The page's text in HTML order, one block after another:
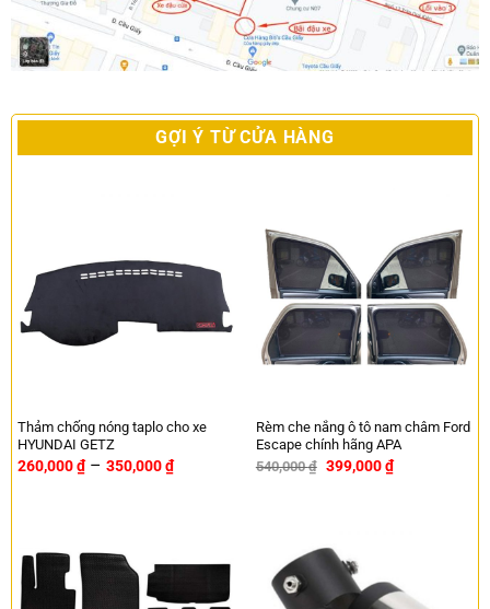
GỢI Ý TỪ CỬA HÀNG
Thảm chống nóng taplo cho xe
HYUNDAI GETZ
260,000₫ – 350,000₫
Rèm che nắng ô tô nam châm Ford
Escape chính hãng APA
540,000₫ 399,000₫